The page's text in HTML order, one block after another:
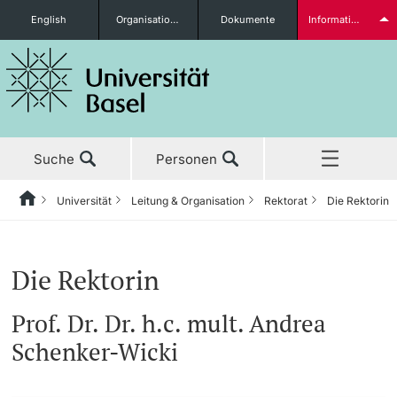
Studieninteressierte
English Organisationseinheiten Dokumente Informationen für...
Suche Personen
Forschung
Leitung & Organisation
Rektorat
Beschlüsse
HomeZurückUniversität Leitung & Organisation Rektorat Die Rektorin
Die Rektorin
Prof. Dr. Dr. h.c. mult. Andrea
Schenker-Wicki